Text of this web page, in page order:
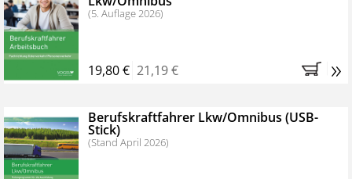
(5. Auflage 2026)
19,80 € 21,19 € »
Berufskraftfahrer Lkw/Omnibus (USB-
Stick)
(Stand April 2026)